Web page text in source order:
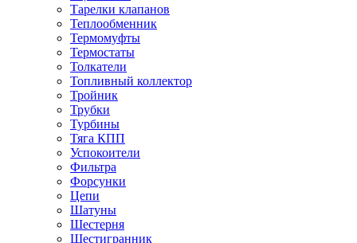
Тарелки клапанов
Теплообменник
Термомуфты
Термостаты
Толкатели
Топливный коллектор
Тройник
Трубки
Турбины
Тяга КПП
Успокоители
Фильтра
Форсунки
Цепи
Шатуны
Шестерня
Шестигранник